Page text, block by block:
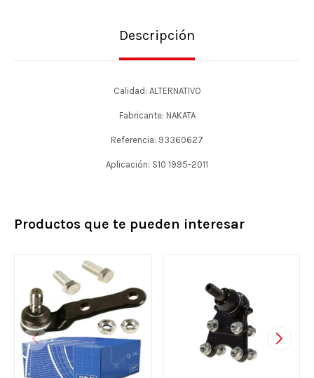
Descripción
Calidad: ALTERNATIVO
Fabricante: NAKATA
Referencia: 93360627
Aplicación: S10 1995-2011
Productos que te pueden interesar